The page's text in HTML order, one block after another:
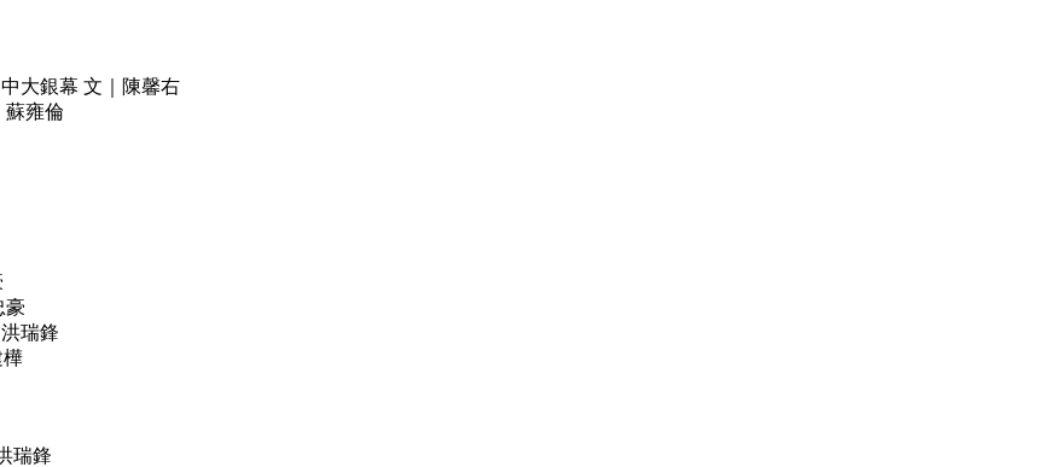
大銀幕 文｜陳馨右
蘇雍倫
豪
瑞鋒
樺
瑞鋒